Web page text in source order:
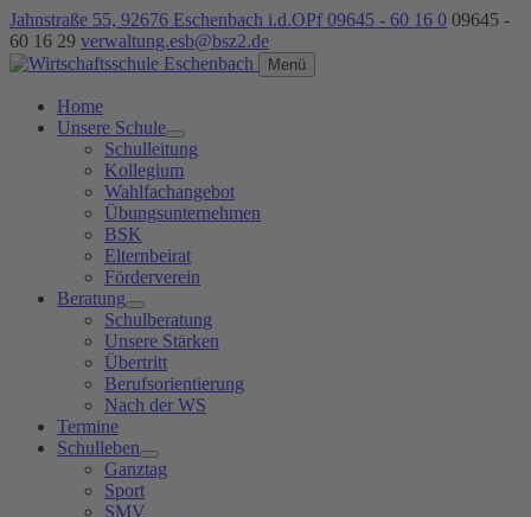
Jahnstraße 55, 92676 Eschenbach i.d.OPf 09645 - 60 16 0 09645 -
60 16 29 verwaltung.esb@bsz2.de
Menü
Home
Unsere Schule
Schulleitung
Kollegium
Wahlfachangebot
Übungsunternehmen
BSK
Elternbeirat
Förderverein
Beratung
Schulberatung
Unsere Stärken
Übertritt
Berufsorientierung
Nach der WS
Termine
Schulleben
Ganztag
Sport
SMV